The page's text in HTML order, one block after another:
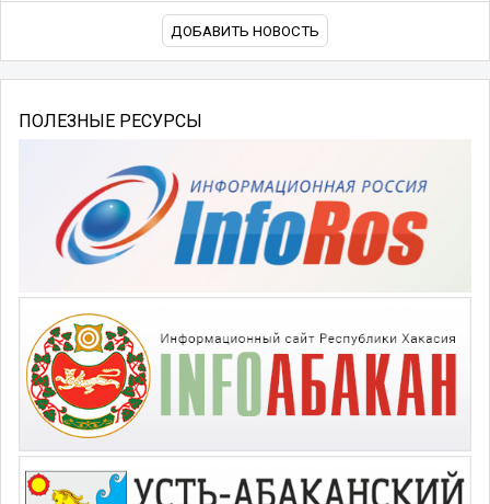
ДОБАВИТЬ НОВОСТЬ
ПОЛЕЗНЫЕ РЕСУРСЫ